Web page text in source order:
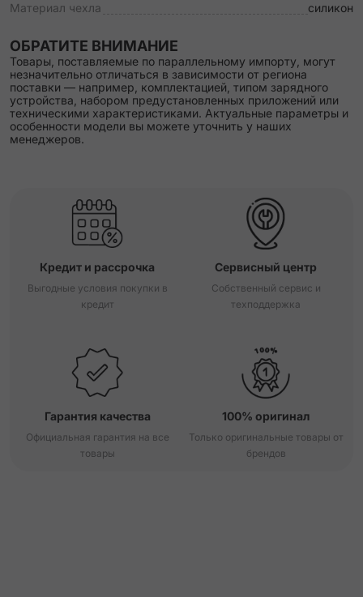
Материал чехла силикон
ОБРАТИТЕ ВНИМАНИЕ
Товары, поставляемые по параллельному импорту, могут
незначительно отличаться в зависимости от региона
поставки — например, комплектацией, типом зарядного
устройства, набором предустановленных приложений или
техническими характеристиками. Актуальные параметры и
особенности модели вы можете уточнить у наших
менеджеров.
Кредит и рассрочка
Выгодные условия покупки в
кредит
Сервисный центр
Собственный сервис и
техподдержка
Гарантия качества
Официальная гарантия на все
товары
100% оригинал
Только оригинальные товары от
брендов